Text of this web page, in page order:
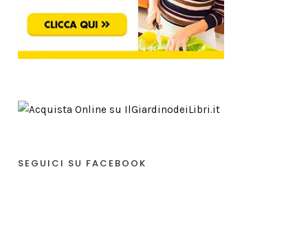
SEGUICI SU FACEBOOK